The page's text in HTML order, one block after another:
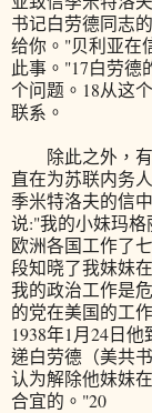
书记白劳德同志
给你。"贝利亚在
此事。"17白劳德
个问题。18从这
联系。
除此之外，有
直在为苏联内务
季米特洛夫的信
说:"我的小妹玛
欧洲各国工作了
段知晓了我妹妹
我的政治工作是
的党在美国的工
1938年1月24日
递白劳德（美共
认为解除他妹妹
合宜的。"20